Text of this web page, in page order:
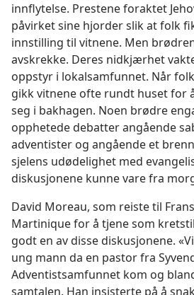
innflytelse. Prestene foraktet
påvirket sine hjorder slik at folk
innstilling til vitnene. Men
avskrekke. Deres nidkjærhet
oppstyr i lokalsamfunnet. Når
gikk vitnene ofte rundt huset for
seg i bakhagen. Noen brødre
opphetede debatter angående
adventister og angående et
sjelens udødelighet med
diskusjonene kunne vare fra
David Moreau, som reiste til
Martinique for å tjene som
godt en av disse diskusjonene.
ung mann da en pastor fra
Adventistsamfunnet kom og
samtalen. Han insisterte på å